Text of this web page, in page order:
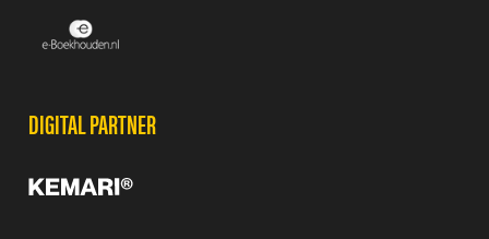
DIGITAL PARTNER